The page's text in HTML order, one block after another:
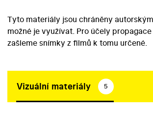
Tyto materiály jsou chráněny
možné je využívat. Pro účely
zašleme snímky z filmů k tomu určené.
Vizuální materiály 5